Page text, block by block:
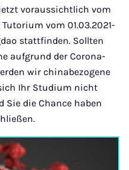
voraussichtlich vom
vom 01.03.2021-
stattfinden. Sollten
aufgrund der Corona-
wir chinabezogene
Ihr Studium nicht
die Chance haben